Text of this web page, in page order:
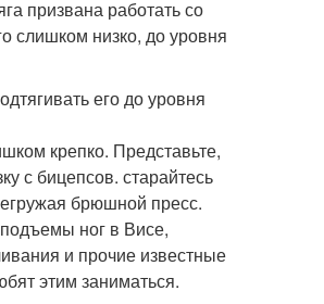
призвана работать со
слишком низко, до уровня
его до уровня
крепко. Представьте,
с бицепсов. старайтесь
брюшной пресс.
ног в Висе,
и прочие известные
этим заниматься.